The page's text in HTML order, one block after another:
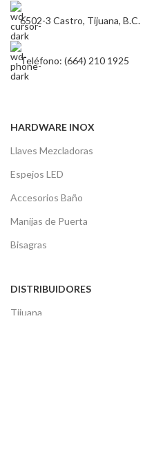
6502-3 Castro, Tijuana, B.C.
Teléfono: (664) 210 1925
HARDWARE INOX
Llaves Mezcladoras
Espejos LED
Accesorios Baño
Manijas de Puerta
Bisagras
DISTRIBUIDORES
Tijuana